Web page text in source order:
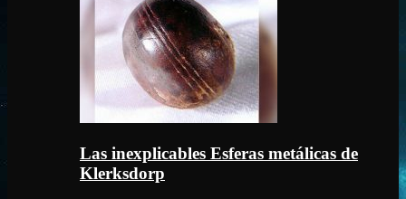
Las inexplicables Esferas metálicas de
Klerksdorp